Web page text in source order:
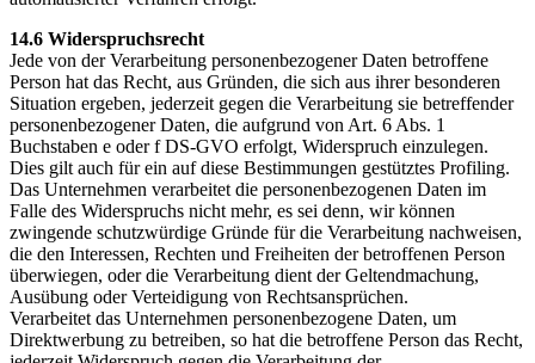
14.6 Widerspruchsrecht
Jede von der Verarbeitung personenbezogener Daten betroffene
Person hat das Recht, aus Gründen, die sich aus ihrer besonderen
Situation ergeben, jederzeit gegen die Verarbeitung sie betreffender
personenbezogener Daten, die aufgrund von Art. 6 Abs. 1
Buchstaben e oder f DS-GVO erfolgt, Widerspruch einzulegen.
Dies gilt auch für ein auf diese Bestimmungen gestütztes Profiling.
Das Unternehmen verarbeitet die personenbezogenen Daten im
Falle des Widerspruchs nicht mehr, es sei denn, wir können
zwingende schutzwürdige Gründe für die Verarbeitung nachweisen,
die den Interessen, Rechten und Freiheiten der betroffenen Person
überwiegen, oder die Verarbeitung dient der Geltendmachung,
Ausübung oder Verteidigung von Rechtsansprüchen.
Verarbeitet das Unternehmen personenbezogene Daten, um
Direktwerbung zu betreiben, so hat die betroffene Person das Recht,